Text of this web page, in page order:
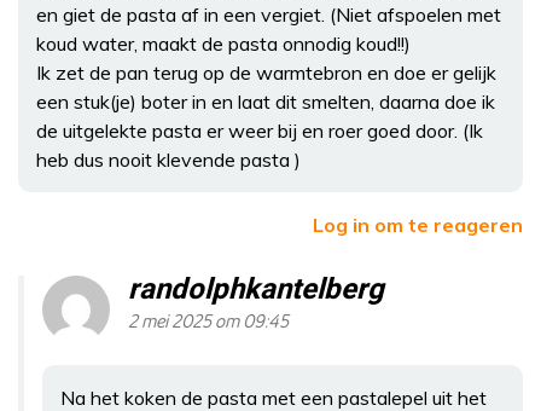
en giet de pasta af in een vergiet. (Niet afspoelen met
koud water, maakt de pasta onnodig koud!!)
Ik zet de pan terug op de warmtebron en doe er gelijk
een stuk(je) boter in en laat dit smelten, daarna doe ik
de uitgelekte pasta er weer bij en roer goed door. (Ik
heb dus nooit klevende pasta )
Log in om te reageren
randolphkantelberg
2 mei 2025 om 09:45
Na het koken de pasta met een pastalepel uit het